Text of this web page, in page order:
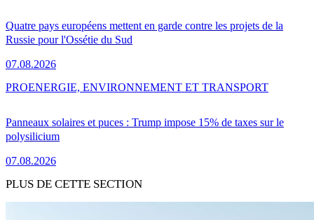
Quatre pays européens mettent en garde contre les projets de la
Russie pour l'Ossétie du Sud
07.08.2026
Panneaux solaires et puces : Trump impose 15% de taxes sur le
polysilicium
07.08.2026
PROENERGIE, ENVIRONNEMENT ET TRANSPORT
PLUS DE CETTE SECTION